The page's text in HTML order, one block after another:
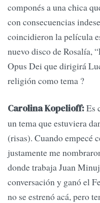
componés a una chica
con consecuencias
coincidieron la película
nuevo disco de Rosalía,
Opus Dei que dirigirá
religión como tema ?
Carolina Kopelioff:Es
un tema que estuviera
(risas). Cuando empecé
justamente me
donde trabaja Juan
conversación y ganó el
no se estrenó acá, pero